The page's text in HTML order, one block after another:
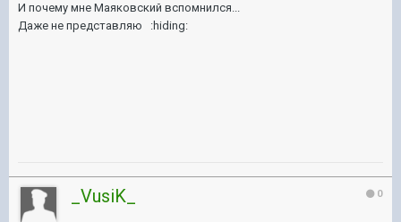
И почему мне Маяковский вспомнился...
Даже не представляю :hiding:
0
_VusiK_